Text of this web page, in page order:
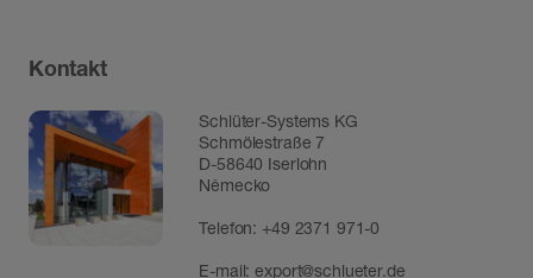
Kontakt
Schlüter-Systems KG
Schmölestraße 7
D-58640 Iserlohn
Německo
Telefon:+49 2371 971-0
E-mail:export@schlueter.de